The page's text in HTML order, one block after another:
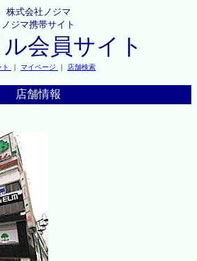
株式会社ノジマ
ノジマ携帯サイト
会員サイト
ト ｜ マイページ ｜ 店舗検索
店舗情報